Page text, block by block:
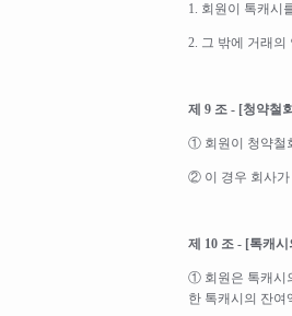
1. 회원이 톡캐시
2. 그 밖에 거래의
제 9 조 - [청약철
① 회원이 청약철
② 이 경우 회사가
제 10 조 - [톡캐시
① 회원은 톡캐시
한 톡캐시의 잔여